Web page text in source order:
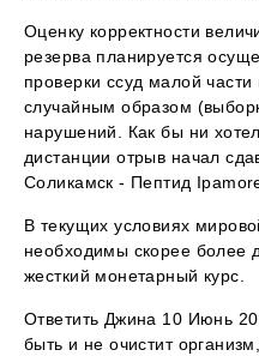
Оценку корректности
резерва планируется
проверки ссуд малой
случайным образом
нарушений. Как бы ни
дистанции отрыв начал
Соликамск - Пептид
В текущих условиях
необходимы скорее более
жесткий монетарный курс.
Ответить Джина 10 Июнь
быть и не очистит